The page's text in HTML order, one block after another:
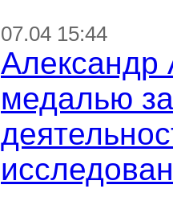
07.04 15:44
Александр
медалью